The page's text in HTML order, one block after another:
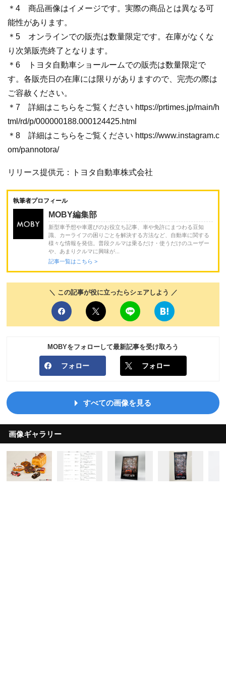
＊4 商品画像はイメージです。実際の商品とは異なる可
能性があります。
＊5 オンラインでの販売は数量限定です。在庫がなくな
り次第販売終了となります。
＊6 トヨタ自動車ショールームでの販売は数量限定で
す。各販売日の在庫には限りがありますので、完売の際は
ご容赦ください。
＊7 詳細はこちらをご覧ください https://prtimes.jp/main/h
tml/rd/p/000000188.000124425.html
＊8 詳細はこちらをご覧ください https://www.instagram.c
om/pannotora/
リリース提供元：トヨタ自動車株式会社
執筆者プロフィール
MOBY編集部
新型車予想や車選びのお役立ち記事、車や免許にまつわる豆知
識、カーライフの困りごとを解決する方法など、自動車に関する
様々な情報を発信。普段クルマは乗るだけ・使うだけのユーザー
や、あまりクルマに興味が...
記事一覧はこちら >
＼ この記事が役に立ったらシェアしよう ／
MOBYをフォローして最新記事を受け取ろう
フォロー フォロー
すべての画像を見る
画像ギャラリー